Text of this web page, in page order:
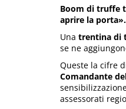
Boom di truffe
aprire la porta».
Una trentina di
se ne
Queste la cifre
Comandante
assessorati